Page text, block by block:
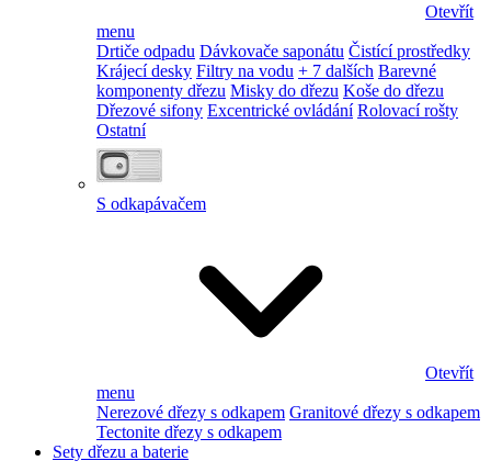
Otevřít
menu
Drtiče odpadu Dávkovače saponátu Čistící prostředky
Krájecí desky Filtry na vodu + 7 dalších Barevné
komponenty dřezu Misky do dřezu Koše do dřezu
Dřezové sifony Excentrické ovládání Rolovací rošty
Ostatní
S odkapávačem
Otevřít
menu
Nerezové dřezy s odkapem Granitové dřezy s odkapem
Tectonite dřezy s odkapem
Sety dřezu a baterie